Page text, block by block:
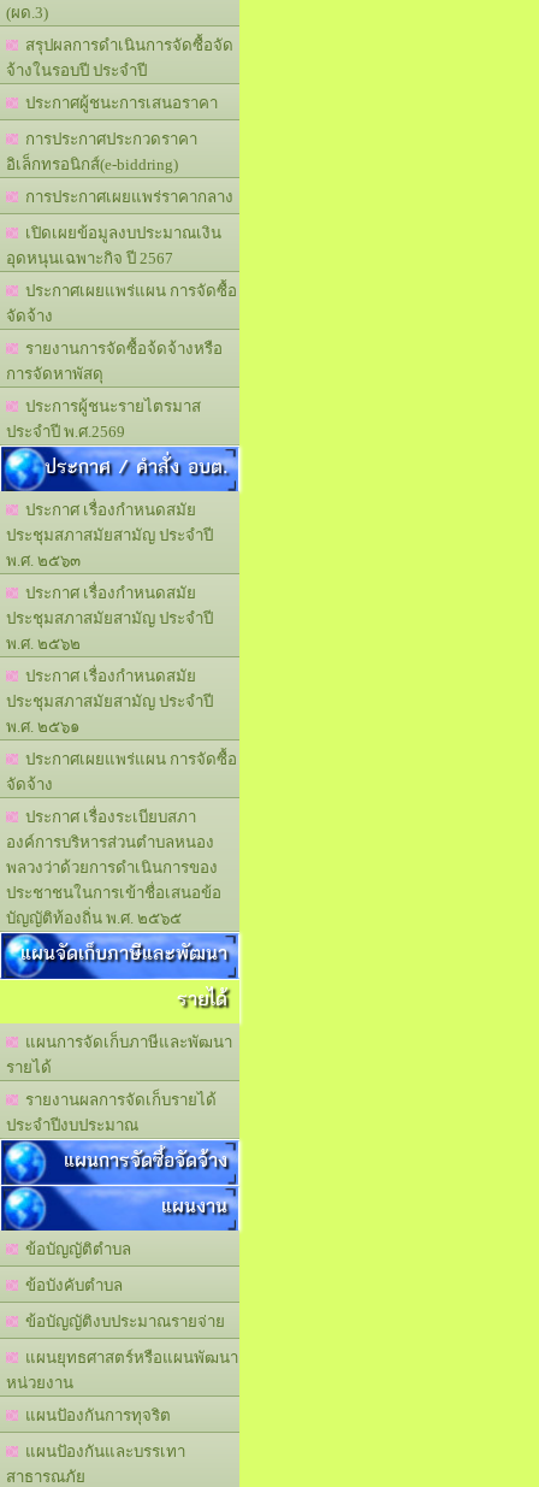
(ผด.3)
สรุปผลการดำเนินการจัดซื้อจัด
จ้างในรอบปี ประจำปี
ประกาศผู้ชนะการเสนอราคา
การประกาศประกวดราคา
อิเล็กทรอนิกส์(e-biddring)
การประกาศเผยแพร่ราคากลาง
เปิดเผยข้อมูลงบประมาณเงิน
อุดหนุนเฉพาะกิจ ปี 2567
ประกาศเผยแพร่แผน การจัดซื้อ
จัดจ้าง
รายงานการจัดซื้อจ้ดจ้างหรือ
การจัดหาพัสดุ
ประการผู้ชนะรายไตรมาส
ประจำปี พ.ศ.2569
ประกาศ / คำสั่ง อบต.
ประกาศ เรื่องกำหนดสมัย
ประชุมสภาสมัยสามัญ ประจำปี
พ.ศ. ๒๕๖๓
ประกาศ เรื่องกำหนดสมัย
ประชุมสภาสมัยสามัญ ประจำปี
พ.ศ. ๒๕๖๒
ประกาศ เรื่องกำหนดสมัย
ประชุมสภาสมัยสามัญ ประจำปี
พ.ศ. ๒๕๖๑
ประกาศเผยแพร่แผน การจัดซื้อ
จัดจ้าง
ประกาศ เรื่องระเบียบสภา
องค์การบริหารส่วนตำบลหนอง
พลวงว่าด้วยการดำเนินการของ
ประชาชนในการเข้าชื่อเสนอข้อ
บัญญัติท้องถิ่น พ.ศ. ๒๕๖๕
แผนจัดเก็บภาษีและพัฒนา
รายได้
แผนการจัดเก็บภาษีและพัฒนา
รายได้
รายงานผลการจัดเก็บรายได้
ประจำปีงบประมาณ
แผนการจัดซื้อจัดจ้าง
แผนงาน
ข้อบัญญัติตำบล
ข้อบังคับตำบล
ข้อบัญญัติงบประมาณรายจ่าย
แผนยุทธศาสตร์หรือแผนพัฒนา
หน่วยงาน
แผนปัองกันการทุจริต
แผนปัองกันและบรรเทา
สาธารณภัย